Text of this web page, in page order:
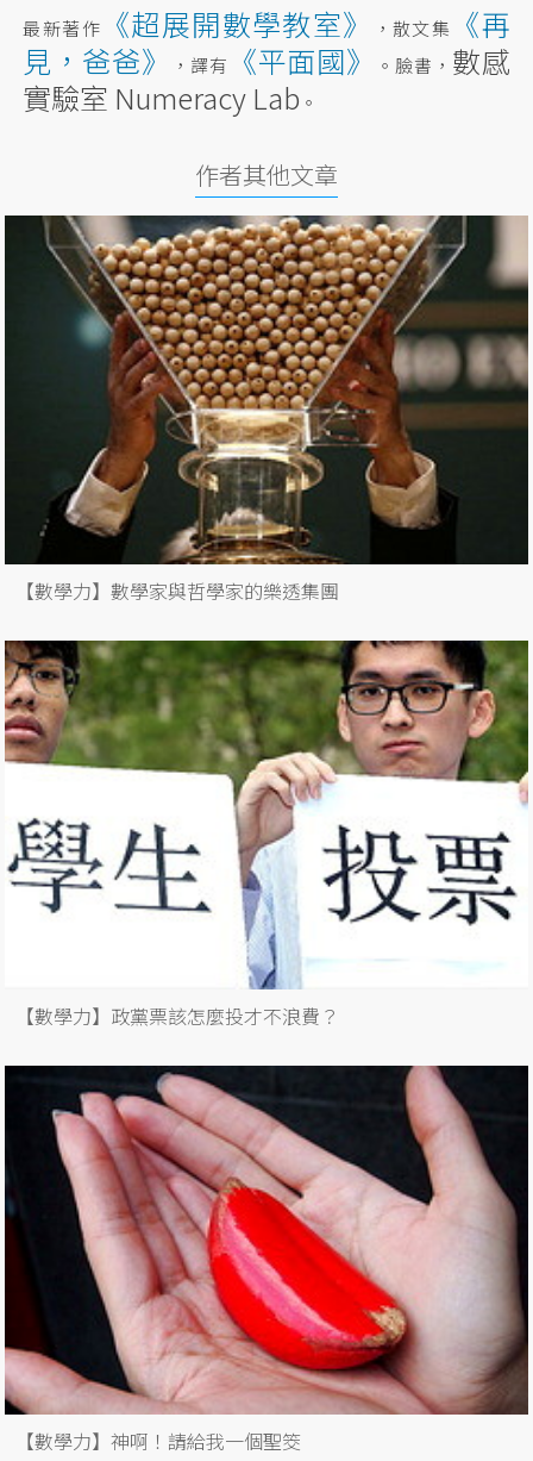
最新著作
《超展開數學教室》 ，散文集
《再
見，爸爸》
，譯有 《平面國》 。臉書， 數感
實驗室 Numeracy Lab 。
作者其他文章
【數學力】數學家與哲學家的樂透集團
【數學力】政黨票該怎麼投才不浪費？
【數學力】神啊！請給我一個聖筊